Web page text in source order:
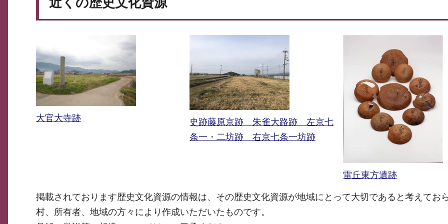
大官大寺跡
史跡藤原京跡 朱雀大路跡 左京七
条一・二坊跡 右京七条一坊跡
雷丘東方遺跡
掲載されております歴史文化資源の情報は、その歴史文化資源が地域にとって大切であると考えてお
村、所有者、地域の方々により作成いただいたものです。